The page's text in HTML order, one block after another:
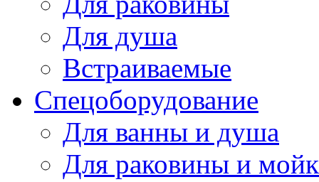
Для душа
Встраиваемые
Спецоборудование
Для ванны и душа
Для раковины и